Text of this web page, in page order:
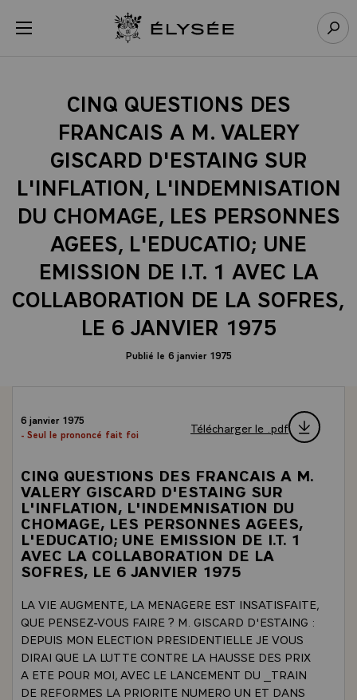
menu Retour à l’accueil Élysée
CINQ QUESTIONS DES
FRANCAIS A M. VALERY
GISCARD D'ESTAING SUR
L'INFLATION, L'INDEMNISATION
DU CHOMAGE, LES PERSONNES
AGEES, L'EDUCATIO; UNE
EMISSION DE I.T. 1 AVEC LA
COLLABORATION DE LA SOFRES,
LE 6 JANVIER 1975
Publié le 6 janvier 1975
6 janvier 1975
- Seul le prononcé fait foi
Télécharger le .pdf
CINQ QUESTIONS DES FRANCAIS A M.
VALERY GISCARD D'ESTAING SUR
L'INFLATION, L'INDEMNISATION DU
CHOMAGE, LES PERSONNES AGEES,
L'EDUCATIO; UNE EMISSION DE I.T. 1
AVEC LA COLLABORATION DE LA
SOFRES, LE 6 JANVIER 1975
LA VIE AUGMENTE, LA MENAGERE EST INSATISFAITE,
QUE PENSEZ-VOUS FAIRE ? M. GISCARD D'ESTAING :
DEPUIS MON ELECTION PRESIDENTIELLE JE VOUS
DIRAI QUE LA LUTTE CONTRE LA HAUSSE DES PRIX
A ETE POUR MOI, AVEC LE LANCEMENT DU _TRAIN
DE REFORMES LA PRIORITE NUMERO UN ET DANS
Panneau de gestion des cookies